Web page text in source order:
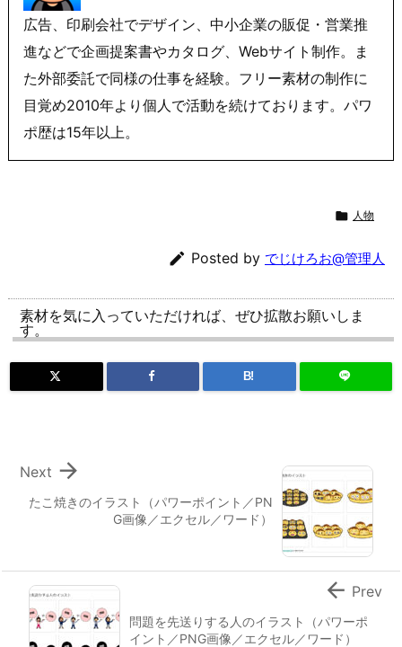
広告、印刷会社でデザイン、中小企業の販促・営業推
進などで企画提案書やカタログ、Webサイト制作。ま
た外部委託で同様の仕事を経験。フリー素材の制作に
目覚め2010年より個人で活動を続けております。パワ
ポ歴は15年以上。
 人物
 Posted by でじけろお@管理人
素材を気に入っていただければ、ぜひ拡散お願いしま
す。
B!
たこ焼きのイラスト（パワーポイント／PN
G画像／エクセル／ワード）

Next
問題を先送りする人のイラスト（パワーポ
イント／PNG画像／エクセル／ワード）
 Prev